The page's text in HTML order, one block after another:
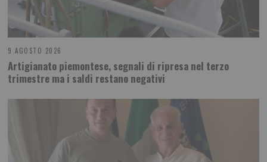
9 AGOSTO 2026
Artigianato piemontese, segnali di ripresa nel terzo
trimestre ma i saldi restano negativi